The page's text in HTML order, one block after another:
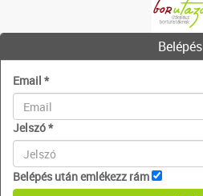
Belépés
Email *
Jelszó*
Belépés után emlékezz rám